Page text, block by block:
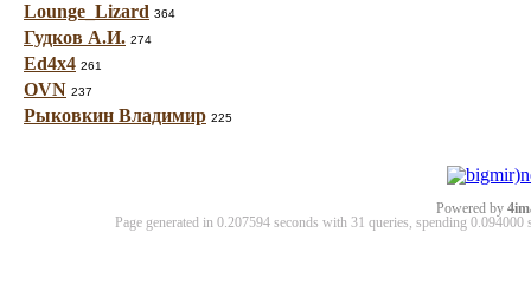
Lounge_Lizard 364
Гудков А.И. 274
Ed4x4 261
OVN 237
Рыковкин Владимир 225
Powered by
Page generated in 0.207594 seconds with 31 queries, spending